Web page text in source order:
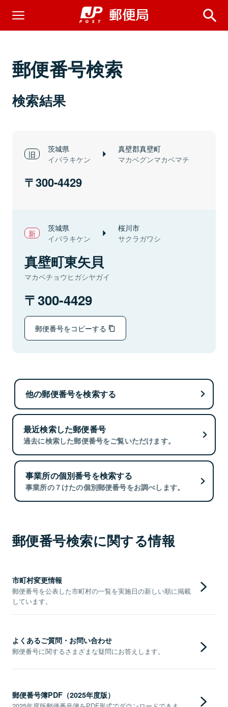
郵便番号検索
検索結果
茨城県
イバラキケン
真壁郡真壁町
マカベグンマカベマチ
300-4429
茨城県
イバラキケン
桜川市
サクラガワシ
真壁町東矢貝
マカベチョウヒガシヤガイ
300-4429
郵便番号をコピーする
他の郵便番号を検索する
最近検索した郵便番号
過去に検索した郵便番号をご覧いただけます。
事業所の個別番号を検索する
事業所の７けたの個別郵便番号をお調べします。
郵便番号検索に関する情報
市町村変更情報
郵便番号を公表した市町村の一覧を実施日の新しい順に掲載
しています。
よくあるご質問・お問い合わせ
郵便番号に関するさまざまな疑問にお答えします。
郵便番号簿PDF（2025年度版）